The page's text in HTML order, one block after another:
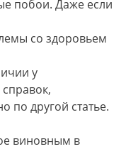
побои. Даже если
со здоровьем
у
по другой статье.
виновным в